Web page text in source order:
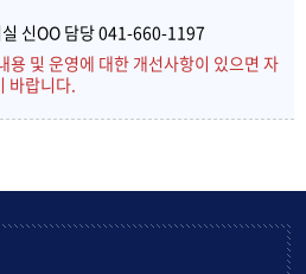
신OO 담당 041-660-1197
용 및 운영에 대한 개선사항이 있으면 자
바랍니다.